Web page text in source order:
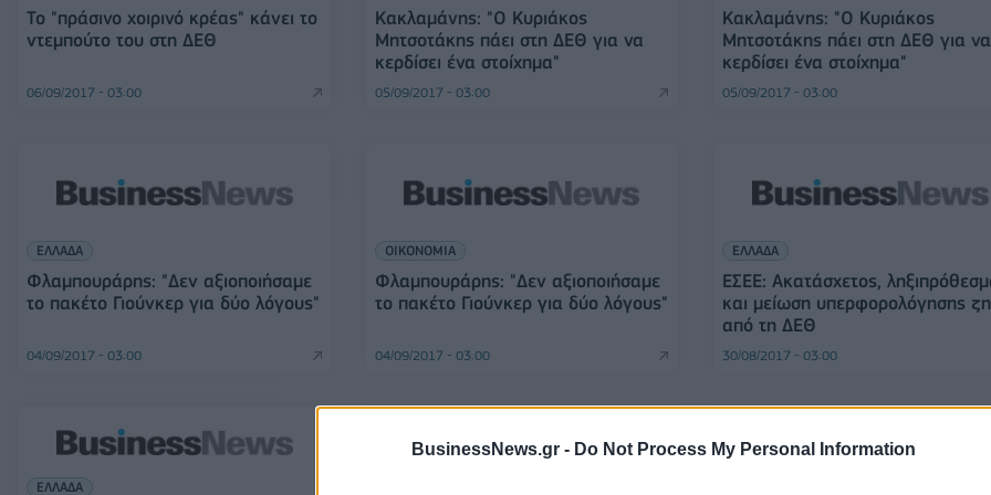
BusinessNews.gr - Do Not Process My Personal Information
Το "πράσινο χοιρινό κρέας" κάνει το
ντεμπούτο του στη ΔΕΘ
06/09/2017 - 03:00
Κακλαμάνης: "Ο Κυριάκος
Μητσοτάκης πάει στη ΔΕΘ για να
κερδίσει ένα στοίχημα"
05/09/2017 - 03:00
Κακλαμάνης: "Ο Κυριάκος
Μητσοτάκης πάει στη ΔΕΘ για να
κερδίσει ένα στοίχημα"
05/09/2017 - 03:00
ΕΛΛΑΔΑ
Φλαμπουράρης: "Δεν αξιοποιήσαμε
το πακέτο Γιούνκερ για δύο λόγους"
04/09/2017 - 03:00
ΟΙΚΟΝΟΜΙΑ
Φλαμπουράρης: "Δεν αξιοποιήσαμε
το πακέτο Γιούνκερ για δύο λόγους"
04/09/2017 - 03:00
ΕΛΛΑΔΑ
ΕΣΕΕ: Ακατάσχετος,
και μείωση υπερφορολόγησης
από τη ΔΕΘ
30/08/2017 - 03:00
ΕΛΛΑΔΑ